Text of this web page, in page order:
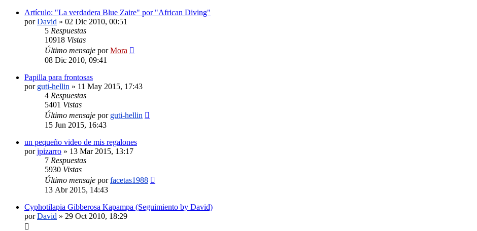
Artículo: "La verdadera Blue Zaire" por "African Diving"
porDavid » 02 Dic 2010, 00:51
5 Respuestas
10918 Vistas
Último mensaje porMora
08 Dic 2010, 09:41
Papilla para frontosas
por guti-hellin » 11 May 2015, 17:43
4 Respuestas
5401 Vistas
Último mensaje por guti-hellin
15 Jun 2015, 16:43
un pequeño video de mis regalones
porjpizarro » 13 Mar 2015, 13:17
7 Respuestas
5930 Vistas
Último mensaje porfacetas1988
13 Abr 2015, 14:43
Cyphotilapia Gibberosa Kapampa (Seguimiento by David)
porDavid » 29 Oct 2010, 18:29